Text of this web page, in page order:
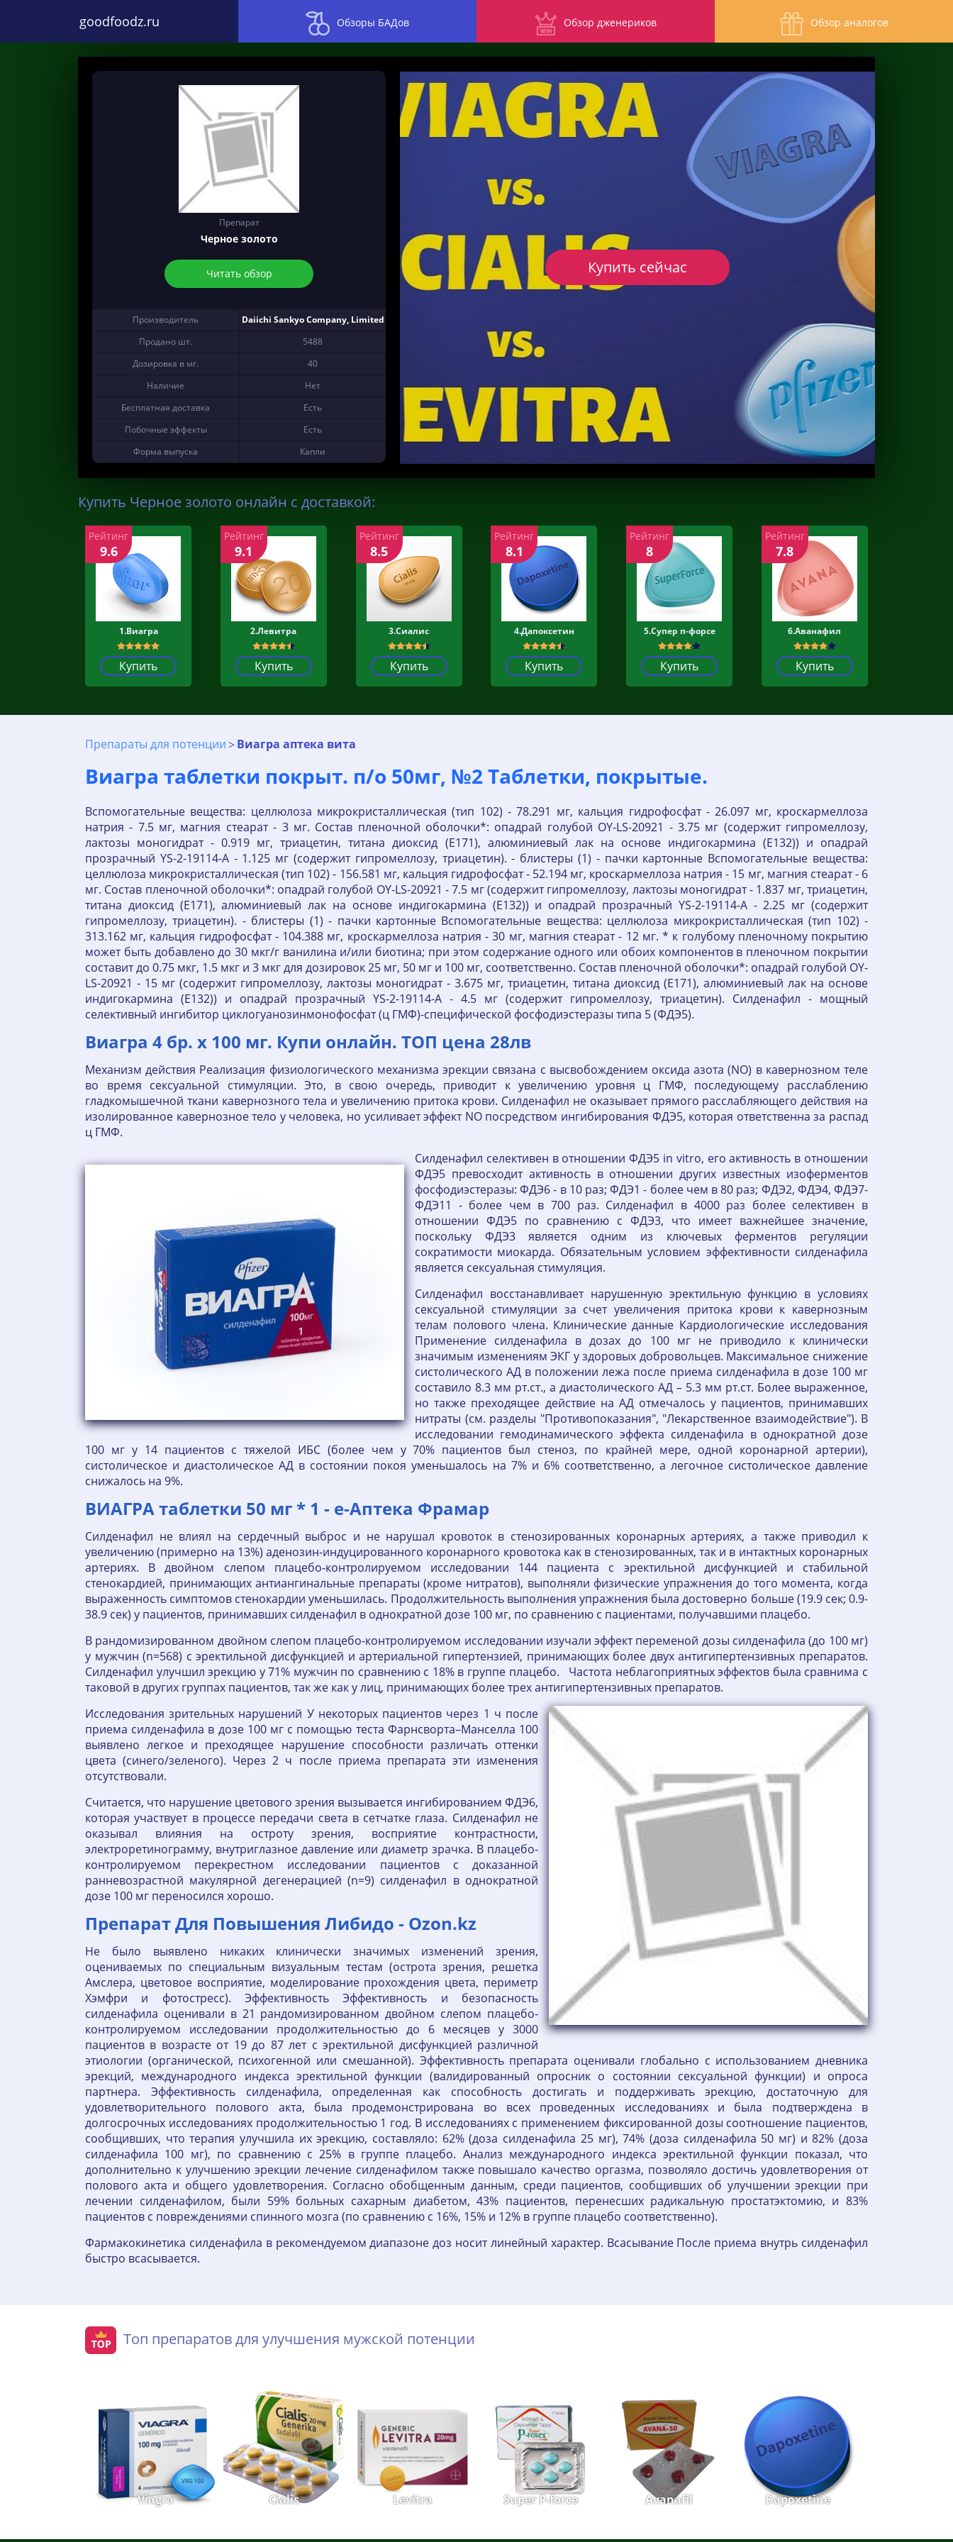
goodfoodz.ru Обзоры БАДов Обзор дженериков Обзор аналогов
Препарат
Черное золото
Читать обзор
Производитель
Daiichi Sankyo Company, Limited
Продано шт.
5488
Дозировка в мг.
40
Наличие
Нет
Бесплатная доставка
Есть
Побочные эффекты
Есть
Форма выпуска
Капли
Купить сейчас
Купить Черное золото онлайн с доставкой:
1.Виагра
Купить
Рейтинг
9.6
2.Левитра
Купить
Рейтинг
9.1
3.Сиалис
Купить
Рейтинг
8.5
4.Дапоксетин
Купить
Рейтинг
8.1
5.Супер п-форсе
Купить
Рейтинг
8
6.Аванафил
Купить
Рейтинг
7.8
Препараты для потенции Виагра аптека вита
Виагра таблетки покрыт. п/о 50мг, №2 Таблетки, покрытые.
Вспомогательные вещества: целлюлоза микрокристаллическая (тип 102) - 78.291 мг, кальция гидрофосфат - 26.097 мг, кроскармеллоза
натрия - 7.5 мг, магния стеарат - 3 мг. Состав пленочной оболочки*: опадрай голубой OY-LS-20921 - 3.75 мг (содержит гипромеллозу,
лактозы моногидрат - 0.919 мг, триацетин, титана диоксид (E171), алюминиевый лак на основе индигокармина (E132)) и опадрай
прозрачный YS-2-19114-A - 1.125 мг (содержит гипромеллозу, триацетин). - блистеры (1) - пачки картонные Вспомогательные вещества:
целлюлоза микрокристаллическая (тип 102) - 156.581 мг, кальция гидрофосфат - 52.194 мг, кроскармеллоза натрия - 15 мг, магния стеарат - 6
мг. Состав пленочной оболочки*: опадрай голубой OY-LS-20921 - 7.5 мг (содержит гипромеллозу, лактозы моногидрат - 1.837 мг, триацетин,
титана диоксид (E171), алюминиевый лак на основе индигокармина (E132)) и опадрай прозрачный YS-2-19114-A - 2.25 мг (содержит
гипромеллозу, триацетин). - блистеры (1) - пачки картонные Вспомогательные вещества: целлюлоза микрокристаллическая (тип 102) -
313.162 мг, кальция гидрофосфат - 104.388 мг, кроскармеллоза натрия - 30 мг, магния стеарат - 12 мг. * к голубому пленочному покрытию
может быть добавлено до 30 мкг/г ванилина и/или биотина; при этом содержание одного или обоих компонентов в пленочном покрытии
составит до 0.75 мкг, 1.5 мкг и 3 мкг для дозировок 25 мг, 50 мг и 100 мг, соответственно. Состав пленочной оболочки*: опадрай голубой OY-
LS-20921 - 15 мг (содержит гипромеллозу, лактозы моногидрат - 3.675 мг, триацетин, титана диоксид (E171), алюминиевый лак на основе
индигокармина (E132)) и опадрай прозрачный YS-2-19114-A - 4.5 мг (содержит гипромеллозу, триацетин). Силденафил - мощный
селективный ингибитор циклогуанозинмонофосфат (ц ГМФ)-специфической фосфодиэстеразы типа 5 (ФДЭ5).
Виагра 4 бр. х 100 мг. Купи онлайн. ТОП цена 28лв
Механизм действия Реализация физиологического механизма эрекции связана с высвобождением оксида азота (NO) в кавернозном теле
во время сексуальной стимуляции. Это, в свою очередь, приводит к увеличению уровня ц ГМФ, последующему расслаблению
гладкомышечной ткани кавернозного тела и увеличению притока крови. Силденафил не оказывает прямого расслабляющего действия на
изолированное кавернозное тело у человека, но усиливает эффект NO посредством ингибирования ФДЭ5, которая ответственна за распад
ц ГМФ.
Силденафил селективен в отношении ФДЭ5 in vitro, его активность в отношении
ФДЭ5 превосходит активность в отношении других известных изоферментов
фосфодиэстеразы: ФДЭ6 - в 10 раз; ФДЭ1 - более чем в 80 раз; ФДЭ2, ФДЭ4, ФДЭ7-
ФДЭ11 - более чем в 700 раз. Силденафил в 4000 раз более селективен в
отношении ФДЭ5 по сравнению с ФДЭ3, что имеет важнейшее значение,
поскольку ФДЭ3 является одним из ключевых ферментов регуляции
сократимости миокарда. Обязательным условием эффективности силденафила
является сексуальная стимуляция.
Силденафил восстанавливает нарушенную эректильную функцию в условиях
сексуальной стимуляции за счет увеличения притока крови к кавернозным
телам полового члена. Клинические данные Кардиологические исследования
Применение силденафила в дозах до 100 мг не приводило к клинически
значимым изменениям ЭКГ у здоровых добровольцев. Максимальное снижение
систолического АД в положении лежа после приема силденафила в дозе 100 мг
составило 8.3 мм рт.ст., а диастолического АД – 5.3 мм рт.ст. Более выраженное,
но также преходящее действие на АД отмечалось у пациентов, принимавших
нитраты (см. разделы "Противопоказания", "Лекарственное взаимодействие"). В
исследовании гемодинамического эффекта силденафила в однократной дозе
100 мг у 14 пациентов с тяжелой ИБС (более чем у 70% пациентов был стеноз, по крайней мере, одной коронарной артерии),
систолическое и диастолическое АД в состоянии покоя уменьшалось на 7% и 6% соответственно, а легочное систолическое давление
снижалось на 9%.
ВИАГРА таблетки 50 мг * 1 - е-Аптека Фрамар
Силденафил не влиял на сердечный выброс и не нарушал кровоток в стенозированных коронарных артериях, а также приводил к
увеличению (примерно на 13%) аденозин-индуцированного коронарного кровотока как в стенозированных, так и в интактных коронарных
артериях. В двойном слепом плацебо-контролируемом исследовании 144 пациента с эректильной дисфункцией и стабильной
стенокардией, принимающих антиангинальные препараты (кроме нитратов), выполняли физические упражнения до того момента, когда
выраженность симптомов стенокардии уменьшилась. Продолжительность выполнения упражнения была достоверно больше (19.9 сек; 0.9-
38.9 сек) у пациентов, принимавших силденафил в однократной дозе 100 мг, по сравнению с пациентами, получавшими плацебо.
В рандомизированном двойном слепом плацебо-контролируемом исследовании изучали эффект переменой дозы силденафила (до 100 мг)
у мужчин (n=568) с эректильной дисфункцией и артериальной гипертензией, принимающих более двух антигипертензивных препаратов.
Силденафил улучшил эрекцию у 71% мужчин по сравнению с 18% в группе плацебо. Частота неблагоприятных эффектов была сравнима с
таковой в других группах пациентов, так же как у лиц, принимающих более трех антигипертензивных препаратов.
Исследования зрительных нарушений У некоторых пациентов через 1 ч после
приема силденафила в дозе 100 мг с помощью теста Фарнсворта–Манселла 100
выявлено легкое и преходящее нарушение способности различать оттенки
цвета (синего/зеленого). Через 2 ч после приема препарата эти изменения
отсутствовали.
Считается, что нарушение цветового зрения вызывается ингибированием ФДЭ6,
которая участвует в процессе передачи света в сетчатке глаза. Силденафил не
оказывал влияния на остроту зрения, восприятие контрастности,
электроретинограмму, внутриглазное давление или диаметр зрачка. В плацебо-
контролируемом перекрестном исследовании пациентов с доказанной
ранневозрастной макулярной дегенерацией (n=9) силденафил в однократной
дозе 100 мг переносился хорошо.
Препарат Для Повышения Либидо - Ozon.kz
Не было выявлено никаких клинически значимых изменений зрения,
оцениваемых по специальным визуальным тестам (острота зрения, решетка
Амслера, цветовое восприятие, моделирование прохождения цвета, периметр
Хэмфри и фотостресс). Эффективность Эффективность и безопасность
силденафила оценивали в 21 рандомизированном двойном слепом плацебо-
контролируемом исследовании продолжительностью до 6 месяцев у 3000
пациентов в возрасте от 19 до 87 лет с эректильной дисфункцией различной
этиологии (органической, психогенной или смешанной). Эффективность препарата оценивали глобально с использованием дневника
эрекций, международного индекса эректильной функции (валидированный опросник о состоянии сексуальной функции) и опроса
партнера. Эффективность силденафила, определенная как способность достигать и поддерживать эрекцию, достаточную для
удовлетворительного полового акта, была продемонстрирована во всех проведенных исследованиях и была подтверждена в
долгосрочных исследованиях продолжительностью 1 год. В исследованиях с применением фиксированной дозы соотношение пациентов,
сообщивших, что терапия улучшила их эрекцию, составляло: 62% (доза силденафила 25 мг), 74% (доза силденафила 50 мг) и 82% (доза
силденафила 100 мг), по сравнению с 25% в группе плацебо. Анализ международного индекса эректильной функции показал, что
дополнительно к улучшению эрекции лечение силденафилом также повышало качество оргазма, позволяло достичь удовлетворения от
полового акта и общего удовлетворения. Согласно обобщенным данным, среди пациентов, сообщивших об улучшении эрекции при
лечении силденафилом, были 59% больных сахарным диабетом, 43% пациентов, перенесших радикальную простатэктомию, и 83%
пациентов с повреждениями спинного мозга (по сравнению с 16%, 15% и 12% в группе плацебо соответственно).
Фармакокинетика силденафила в рекомендуемом диапазоне доз носит линейный характер. Всасывание После приема внутрь силденафил
быстро всасывается.
Топ препаратов для улучшения мужской потенции
Viagra Cialis Levitra Super P-force Avanafil Dapoxetine